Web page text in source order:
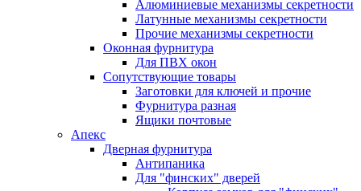
Алюминиевые механизмы секретности
Латунные механизмы секретности
Прочие механизмы секретности
Оконная фурнитура
Для ПВХ окон
Сопутствующие товары
Заготовки для ключей и прочие
Фурнитура разная
Ящики почтовые
Апекс
Дверная фурнитура
Антипаника
Для "финских" дверей